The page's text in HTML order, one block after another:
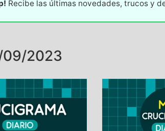
Recibe las últimas novedades, trucos y
09/2023